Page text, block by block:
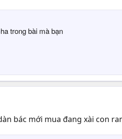
trong bài mà bạn
bác mới mua đang xài con